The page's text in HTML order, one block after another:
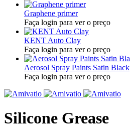
Graphene primer
Faça login para ver o preço
KENT Auto Clay
Faça login para ver o preço
Aerosol Spray Paints Satin Black
Faça login para ver o preço
Silicone Grease